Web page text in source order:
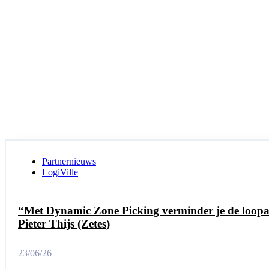
Partnernieuws
LogiVille
“Met Dynamic Zone Picking verminder je de
Pieter Thijs (Zetes)
23/06/26